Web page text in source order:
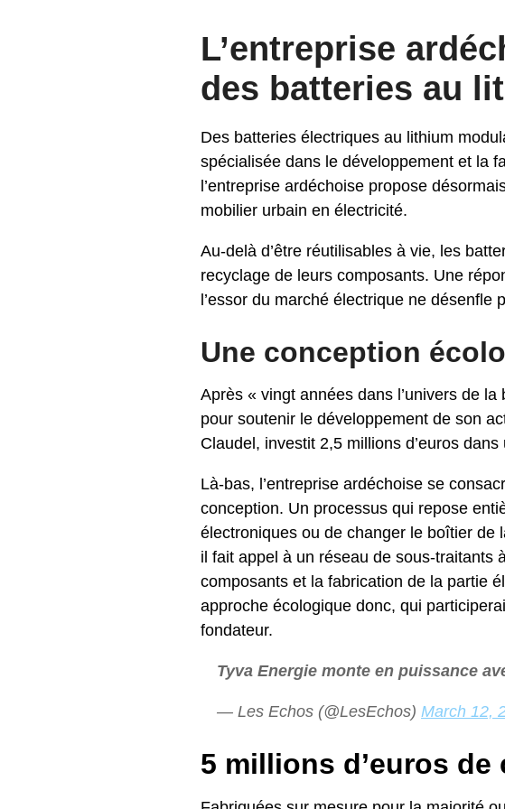
L’entreprise
des batteries au
Des batteries électriques au lithium
spécialisée dans le développement et la
l’entreprise ardéchoise propose
mobilier urbain en électricité.
Au-delà d’être réutilisables à vie, les
recyclage de leurs composants. Une
l’essor du marché électrique ne désenfle
Une conception
Après « vingt années dans l’univers de
pour soutenir le développement de son
Claudel, investit 2,5 millions d’euros dans
Là-bas, l’entreprise ardéchoise se
conception. Un processus qui repose
électroniques ou de changer le boîtier de
il fait appel à un réseau de sous-traitants
composants et la fabrication de la partie
approche écologique donc, qui
fondateur.
Tyva Energie monte en puissance
— Les Echos (@LesEchos) March 12,
5 millions d’euros de